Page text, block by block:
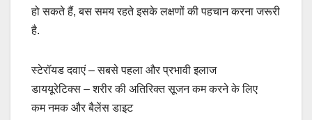
हो सकते हैं, बस समय रहते इसके लक्षणों की पहचान करना जरूरी
है.
स्टेरॉयड दवाएं – सबसे पहला और प्रभावी इलाज
डाययूरेटिक्स – शरीर की अतिरिक्त सूजन कम करने के लिए
कम नमक और बैलेंस डाइट